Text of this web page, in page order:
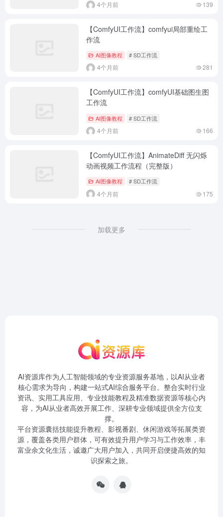
4个月前 139
【ComfyUI工作流】comfyui局部重绘工
作流
AI图像教程 # SD工作流
4个月前 281
【ComfyUI工作流】comfyUI基础图生图
工作流
AI图像教程 # SD工作流
4个月前 166
【ComfyUI工作流】AnimateDiff 无闪烁
动画视频工作流程（完整版）
AI图像教程 # SD工作流
4个月前 175
加载更多
AI资源库作为人工智能领域的专业资源服务基地，以AI从业者
核心需求为导向，构建一站式AI综合服务平台。整合实时行业
资讯、实用工具应用、专业技能教程及精准数据资源等核心内
容，为AI从业者高效开展工作、深耕专业领域提供全方位支
撑。
平台资源囊括技能提升教程、影视番剧、休闲游戏等拓展类资
源，覆盖各类用户群体，可有效提升用户学习与工作效率，丰
富业余文化生活，诚邀广大用户加入，共同开启便捷高效的知
识探索之旅。